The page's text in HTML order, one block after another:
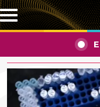
Pasar al contenido